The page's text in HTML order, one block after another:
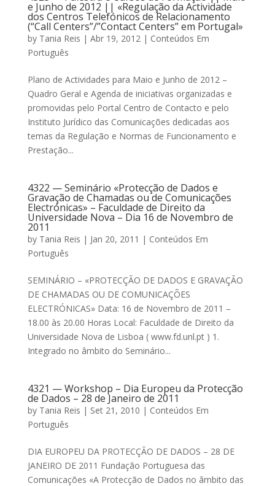
e Junho de 2012 || «Regulação da Actividade
dos Centros Telefónicos de Relacionamento
(“Call Centers”/”Contact Centers” em Portugal»
by Tania Reis | Abr 19, 2012| Conteúdos Em
Português
Plano de Actividades para Maio e Junho de 2012 –
Quadro Geral e Agenda de iniciativas organizadas e
promovidas pelo Portal Centro de Contacto e pelo
Instituto Jurídico das Comunicações dedicadas aos
temas da Regulação e Normas de Funcionamento e
Prestação...
4322 — Seminário «Protecção de Dados e
Gravação de Chamadas ou de Comunicações
Electrónicas» – Faculdade de Direito da
Universidade Nova – Dia 16 de Novembro de
2011
by Tania Reis | Jan 20, 2011 | Conteúdos Em
Português
SEMINÁRIO – «PROTECÇÃO DE DADOS E GRAVAÇÃO
DE CHAMADAS OU DE COMUNICAÇÕES
ELECTRÓNICAS» Data: 16 de Novembro de 2011 –
18.00 às 20.00 Horas Local: Faculdade de Direito da
Universidade Nova de Lisboa ( www.fd.unl.pt ) 1.
Integrado no âmbito do Seminário...
4321 — Workshop – Dia Europeu da Protecção
de Dados – 28 de Janeiro de 2011
by Tania Reis | Set 21, 2010 | Conteúdos Em
Português
DIA EUROPEU DA PROTECÇÃO DE DADOS – 28 DE
JANEIRO DE 2011 Fundação Portuguesa das
Comunicações «A Protecção de Dados no âmbito das